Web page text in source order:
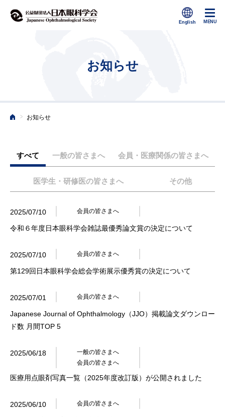
お知らせ
ホーム
> お知らせ
すべて 一般の皆さまへ 会員・医療関係の皆さまへ
医学生・研修医の皆さまへ その他
2025/07/10 会員の皆さまへ
令和６年度日本眼科学会雑誌最優秀論文賞の決定について
2025/07/10 会員の皆さまへ
第129回日本眼科学会総会学術展示優秀賞の決定について
2025/07/01 会員の皆さまへ
Japanese Journal of Ophthalmology（JJO）掲載論文ダウンロー
ド数 月間TOP 5
2025/06/18
一般の皆さまへ
会員の皆さまへ
医療用点眼剤写真一覧（2025年度改訂版）が公開されました
2025/06/10 会員の皆さまへ